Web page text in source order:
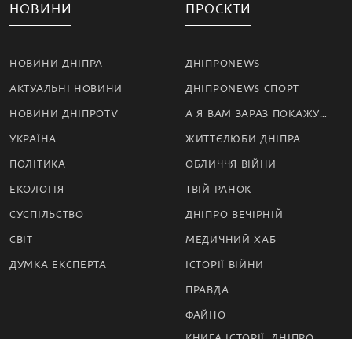
НОВИНИ
НОВИНИ ДНІПРА
АКТУАЛЬНІ НОВИНИ
НОВИНИ ДНІПРОTV
УКРАЇНА
ПОЛІТИКА
ЕКОЛОГІЯ
СУСПІЛЬСТВО
СВІТ
ДУМКА ЕКСПЕРТА
ПРОЄКТИ
ДНІПРОNEWS
ДНІПРОNEWS СПОРТ
А Я ВАМ ЗАРАЗ ПОКАЖУ…
ЖИТТЄЛЮБИ ДНІПРА
ОБЛИЧЧЯ ВІЙНИ
ТВІЙ РАНОК
ДНІПРО ВЕЧІРНІЙ
МЕДИЧНИЙ ХАБ
ІСТОРІЇ ВІЙНИ
ПРАВДА
ФАЙНО